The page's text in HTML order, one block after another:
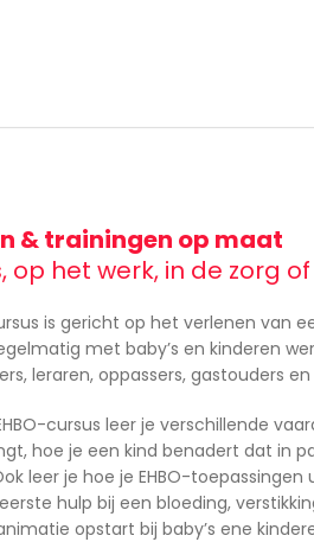
& trainingen op maat
op het werk, in de zorg
is gericht op het verlenen van
met baby’s en kinderen
leraren, oppassers, gastouders
cursus leer je verschillende
hoe je een kind benadert dat in
leer je hoe je EHBO-
hulp bij een bloeding,
opstart bij baby’s ene